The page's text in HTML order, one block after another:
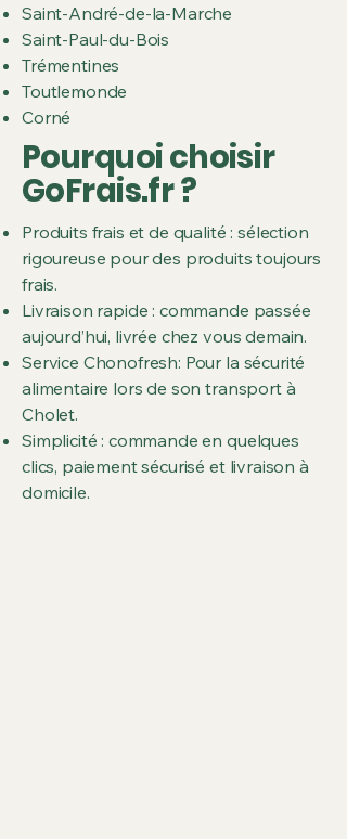
Saint-André-de-la-Marche
Saint-Paul-du-Bois
Trémentines
Toutlemonde
Corné
Pourquoi choisir
GoFrais.fr ?
Produits frais et de qualité : sélection
rigoureuse pour des produits toujours
frais.
Livraison rapide : commande passée
aujourd’hui, livrée chez vous demain.
Service Chonofresh: Pour la sécurité
alimentaire lors de son transport à
Cholet.
Simplicité : commande en quelques
clics, paiement sécurisé et livraison à
domicile.